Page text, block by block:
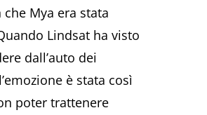
Mya era stata
Lindsat ha visto
dall’auto dei
è stata così
poter trattenere